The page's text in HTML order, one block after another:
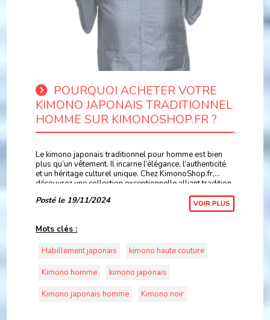
POURQUOI ACHETER VOTRE
KIMONO JAPONAIS TRADITIONNEL
HOMME SUR KIMONOSHOP.FR ?
Le kimono japonais traditionnel pour homme est bien
plus qu’un vêtement. Il incarne l’élégance, l’authenticité
et un héritage culturel unique. Chez KimonoShop.fr,
découvrez une collection exceptionnelle alliant tradition
Posté le 19/11/2024 VOIR PLUS
Mots clés :
Habillement japonais
kimono haute couture
Kimono homme
kimono japonais
Kimono japonais homme
Kimono noir